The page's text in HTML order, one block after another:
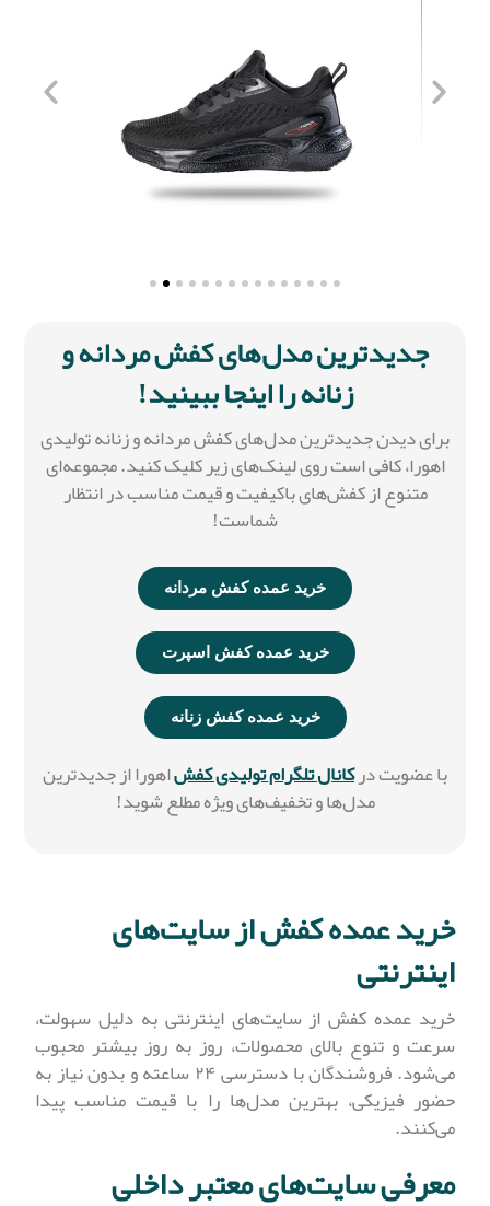
جدیدترین مدل‌های کفش مردانه و
زنانه را اینجا ببینید!
برای دیدن جدیدترین مدل‌های کفش مردانه و زنانه تولیدی
اهورا، کافی است روی لینک‌های زیر کلیک کنید. مجموعه‌ای
متنوع از کفش‌های باکیفیت و قیمت مناسب در انتظار
شماست!
خرید عمده کفش مردانه
خرید عمده کفش اسپرت
خرید عمده کفش زنانه
با عضویت درکانال تلگرام تولیدی کفشاهورا از جدیدترین
مدل‌ها و تخفیف‌های ویژه مطلع شوید!
خرید عمده کفش از سایت‌های
اینترنتی
خرید عمده کفش از سایت‌های اینترنتی به دلیل سهولت،
سرعت و تنوع بالای محصولات، روز به روز بیشتر محبوب
می‌شود. فروشندگان با دسترسی ۲۴ ساعته و بدون نیاز به
حضور فیزیکی، بهترین مدل‌ها را با قیمت مناسب پیدا
می‌کنند.
معرفی سایت‌های معتبر داخلی